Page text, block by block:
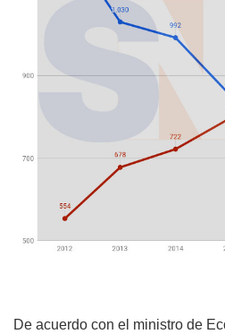
De acuerdo con el ministro de